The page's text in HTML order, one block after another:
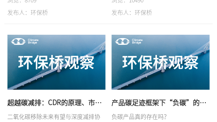
发布人：环保桥
发布人：环保桥
超越碳减排：CDR的原理、市场、展望
二氧化碳移除未来有望与深度减排协
产品碳足迹框架下“负碳”的合理性与争议
负碳产品真的存在吗？